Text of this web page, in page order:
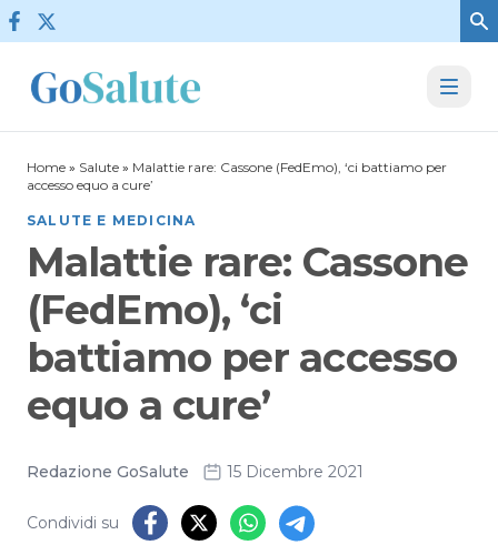
Vai al contenuto
Home » Salute » Malattie rare: Cassone (FedEmo), ‘ci battiamo per
accesso equo a cure’
SALUTE E MEDICINA
Malattie rare: Cassone
(FedEmo), ‘ci
battiamo per accesso
equo a cure’
Redazione GoSalute 15 Dicembre 2021
Condividi su